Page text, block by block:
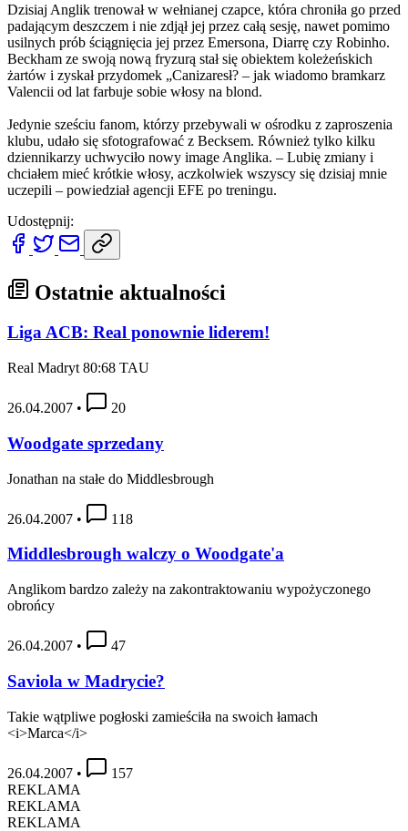
Dzisiaj Anglik trenował w wełnianej czapce, która chroniła go przed
padającym deszczem i nie zdjął jej przez całą sesję, nawet pomimo
usilnych prób ściągnięcia jej przez Emersona, Diarrę czy Robinho.
Beckham ze swoją nową fryzurą stał się obiektem koleżeńskich
żartów i zyskał przydomek „Canizaresł? – jak wiadomo bramkarz
Valencii od lat farbuje sobie włosy na blond.
Jedynie sześciu fanom, którzy przebywali w ośrodku z zaproszenia
klubu, udało się sfotografować z Becksem. Również tylko kilku
dziennikarzy uchwyciło nowy image Anglika. – Lubię zmiany i
chciałem mieć krótkie włosy, aczkolwiek wszyscy się dzisiaj mnie
uczepili – powiedział agencji EFE po treningu.
Udostępnij:
Ostatnie aktualności
Liga ACB: Real ponownie liderem!
Real Madryt 80:68 TAU
26.04.2007 • 20
Woodgate sprzedany
Jonathan na stałe do Middlesbrough
26.04.2007 • 118
Middlesbrough walczy o Woodgate'a
Anglikom bardzo zależy na zakontraktowaniu wypożyczonego
obrońcy
26.04.2007 • 47
Saviola w Madrycie?
Takie wątpliwe pogłoski zamieściła na swoich łamach
<i>Marca</i>
26.04.2007 •
157
REKLAMA
REKLAMA
REKLAMA